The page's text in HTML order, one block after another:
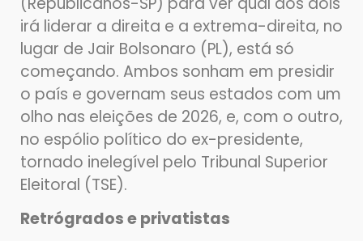
irá liderar a direita e a extrema-direita, no
lugar de Jair Bolsonaro (PL), está só
começando. Ambos sonham em presidir
o país e governam seus estados com um
olho nas eleições de 2026, e, com o outro,
no espólio político do ex-presidente,
tornado inelegível pelo Tribunal Superior
Eleitoral (TSE).
Retrógrados e privatistas